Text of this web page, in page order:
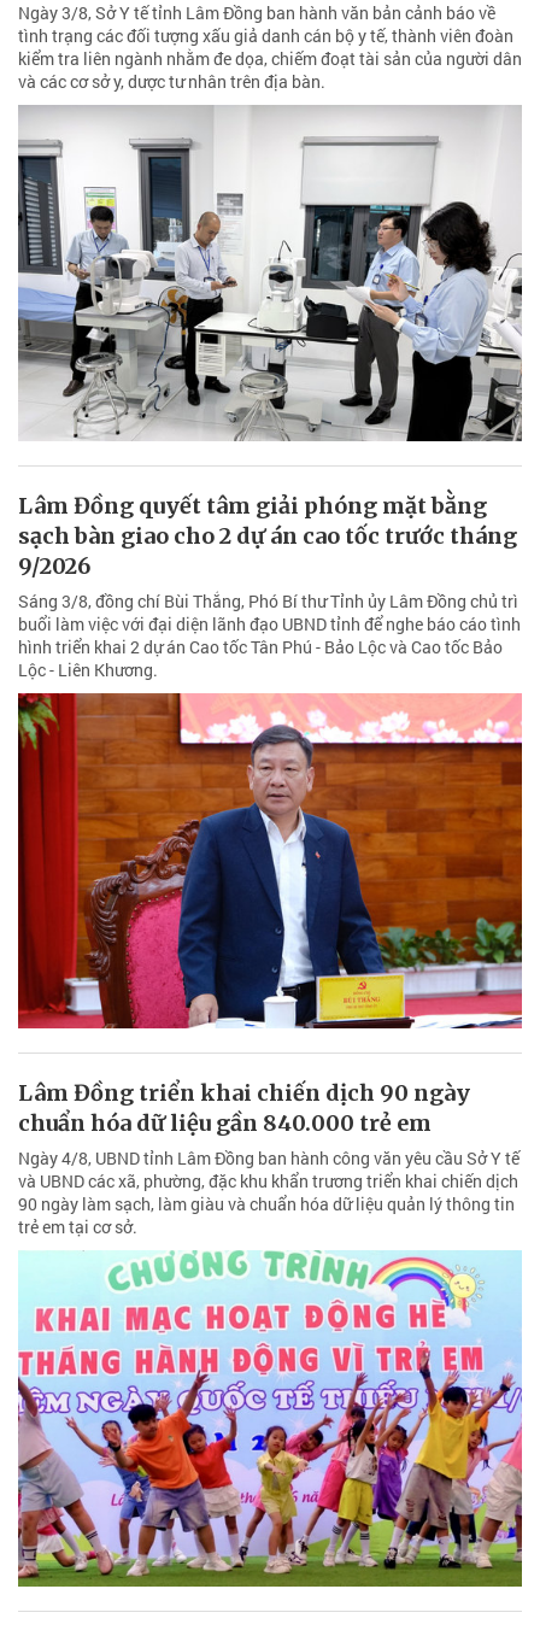
Ngày 3/8, Sở Y tế tỉnh Lâm Đồng ban hành văn bản cảnh báo về
tình trạng các đối tượng xấu giả danh cán bộ y tế, thành viên đoàn
kiểm tra liên ngành nhằm đe dọa, chiếm đoạt tài sản của người dân
và các cơ sở y, dược tư nhân trên địa bàn.
Lâm Đồng quyết tâm giải phóng mặt bằng
sạch bàn giao cho 2 dự án cao tốc trước tháng
9/2026
Sáng 3/8, đồng chí Bùi Thắng, Phó Bí thư Tỉnh ủy Lâm Đồng chủ trì
buổi làm việc với đại diện lãnh đạo UBND tỉnh để nghe báo cáo tình
hình triển khai 2 dự án Cao tốc Tân Phú - Bảo Lộc và Cao tốc Bảo
Lộc - Liên Khương.
Lâm Đồng triển khai chiến dịch 90 ngày
chuẩn hóa dữ liệu gần 840.000 trẻ em
Ngày 4/8, UBND tỉnh Lâm Đồng ban hành công văn yêu cầu Sở Y tế
và UBND các xã, phường, đặc khu khẩn trương triển khai chiến dịch
90 ngày làm sạch, làm giàu và chuẩn hóa dữ liệu quản lý thông tin
trẻ em tại cơ sở.